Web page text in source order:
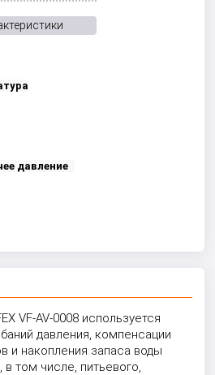
давление
VF-AV-0008 используется
давления, компенсации
и накопления запаса воды
в том числе, питьевого,